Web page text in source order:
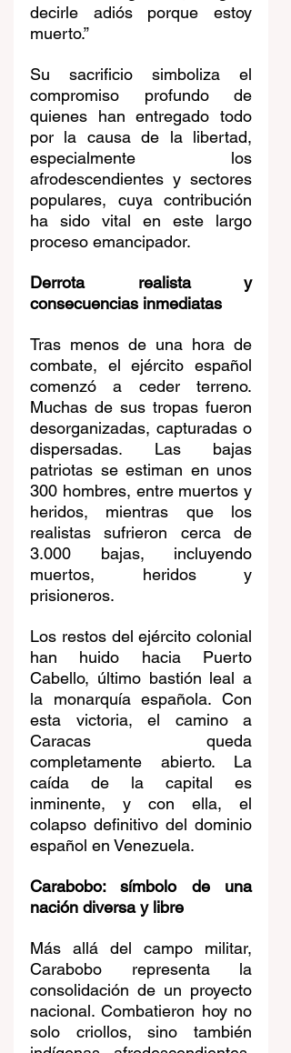
decirle adiós porque estoy
muerto.”
Su sacrificio simboliza el
compromiso profundo de
quienes han entregado todo
por la causa de la libertad,
especialmente los
afrodescendientes y sectores
populares, cuya contribución
ha sido vital en este largo
proceso emancipador.
Derrota realista y
consecuencias inmediatas
Tras menos de una hora de
combate, el ejército español
comenzó a ceder terreno.
Muchas de sus tropas fueron
desorganizadas, capturadas o
dispersadas. Las bajas
patriotas se estiman en unos
300 hombres, entre muertos y
heridos, mientras que los
realistas sufrieron cerca de
3.000 bajas, incluyendo
muertos, heridos y
prisioneros.
Los restos del ejército colonial
han huido hacia Puerto
Cabello, último bastión leal a
la monarquía española. Con
esta victoria, el camino a
Caracas queda
completamente abierto. La
caída de la capital es
inminente, y con ella, el
colapso definitivo del dominio
español en Venezuela.
Carabobo: símbolo de una
nación diversa y libre
Más allá del campo militar,
Carabobo representa la
consolidación de un proyecto
nacional. Combatieron hoy no
solo criollos, sino también